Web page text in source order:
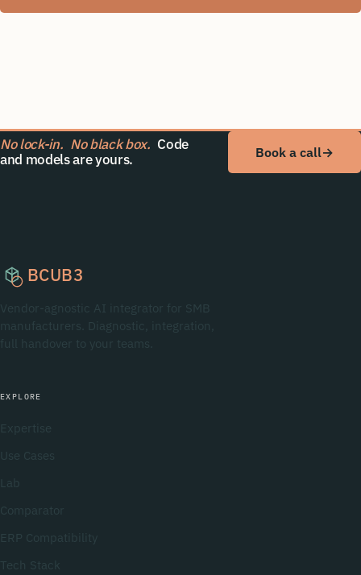
No lock-in. No black box. Code
and models are yours.
Book a call→
BCUB3
Vendor-agnostic AI integrator for SMB
manufacturers. Diagnostic, integration,
full handover to your teams.
EXPLORE
Expertise
Use Cases
Lab
Comparator
ERP Compatibility
Tech Stack